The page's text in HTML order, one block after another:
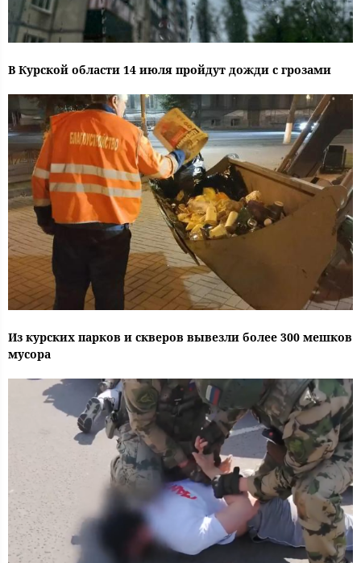
В Курской области 14 июля пройдут дожди с грозами
Из курских парков и скверов вывезли более 300 мешков
мусора